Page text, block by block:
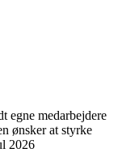
egne medarbejdere
ønsker at styrke
2026